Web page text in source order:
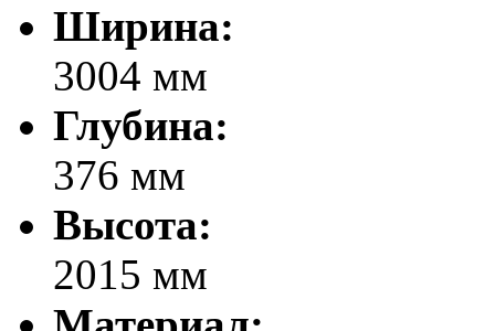
Ширина:
3004 мм
Глубина:
376 мм
Высота:
2015 мм